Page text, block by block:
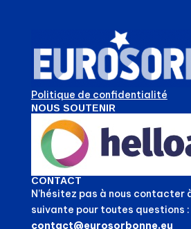
Politique de confidentialité
NOUS SOUTENIR
CONTACT
N’hésitez pas à nous contacter
suivante pour toutes questions :
contact@eurosorbonne.eu